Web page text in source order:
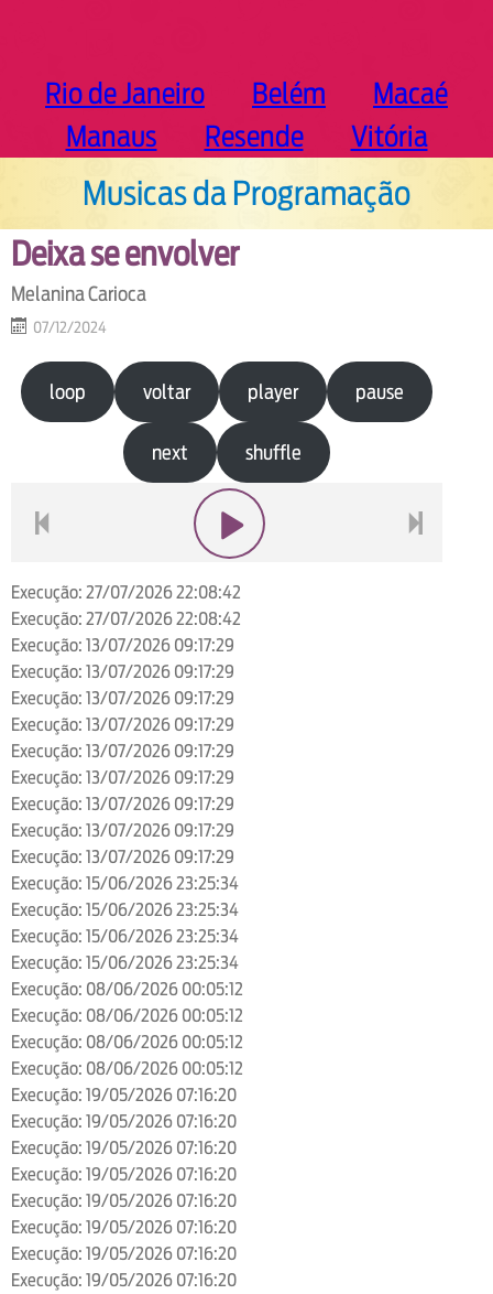
Rio de Janeiro Belém
Macaé
Manaus
Resende Vitória
Musicas da Programação
Deixa se envolver
Melanina Carioca
07/12/2024
loop voltar player pause
next shuffle
Execução: 27/07/2026 22:08:42
Execução: 27/07/2026 22:08:42
Execução: 13/07/2026 09:17:29
Execução: 13/07/2026 09:17:29
Execução: 13/07/2026 09:17:29
Execução: 13/07/2026 09:17:29
Execução: 13/07/2026 09:17:29
Execução: 13/07/2026 09:17:29
Execução: 13/07/2026 09:17:29
Execução: 13/07/2026 09:17:29
Execução: 13/07/2026 09:17:29
Execução: 15/06/2026 23:25:34
Execução: 15/06/2026 23:25:34
Execução: 15/06/2026 23:25:34
Execução: 15/06/2026 23:25:34
Execução: 08/06/2026 00:05:12
Execução: 08/06/2026 00:05:12
Execução: 08/06/2026 00:05:12
Execução: 08/06/2026 00:05:12
Execução: 19/05/2026 07:16:20
Execução: 19/05/2026 07:16:20
Execução: 19/05/2026 07:16:20
Execução: 19/05/2026 07:16:20
Execução: 19/05/2026 07:16:20
Execução: 19/05/2026 07:16:20
Execução: 19/05/2026 07:16:20
Execução: 19/05/2026 07:16:20